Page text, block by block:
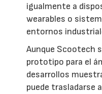
igualmente a
wearables o
entornos
Aunque Scootech
prototipo para el
desarrollos
puede trasladarse